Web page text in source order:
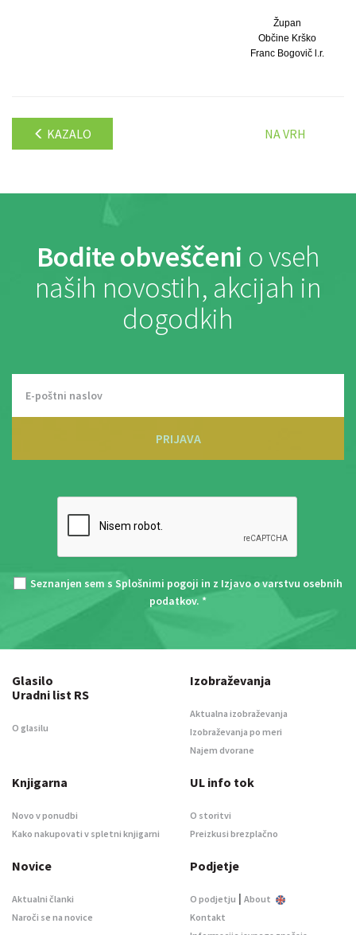
Župan
Občine Krško
Franc Bogovič l.r.
KAZALO NA VRH
Bodite obveščeni o vseh
naših novostih, akcijah in
dogodkih
PRIJAVA
Seznanjen sem s Splošnimi pogoji in z Izjavo o varstvu osebnih
podatkov. *
Glasilo
Uradni list RS
O glasilu
Izobraževanja
Aktualna izobraževanja
Izobraževanja po meri
Najem dvorane
Knjigarna
Novo v ponudbi
Kako nakupovati v spletni knjigarni
UL info tok
O storitvi
Preizkusi brezplačno
Novice
Aktualni članki
Naroči se na novice
Podjetje
O podjetju | About
Kontakt